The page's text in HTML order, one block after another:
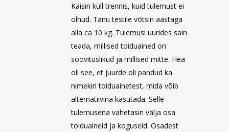
Käisin küll trennis, kuid tulemust ei
olnud. Tänu testile võtsin aastaga
alla ca 10 kg. Tulemusi uurides sain
teada, millised toiduained on
soovituslikud ja millised mitte. Hea
oli see, et juurde oli pandud ka
nimekiri toiduainetest, mida võib
alternatiivina kasutada. Selle
tulemusena vahetasin välja osa
toiduaineid ja koguseid. Osadest